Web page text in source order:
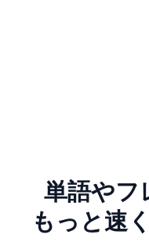
単語やフ
もっと速